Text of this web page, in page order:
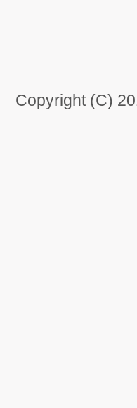
Copyright (C)